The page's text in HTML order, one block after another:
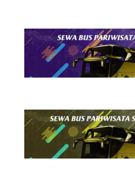
24 Juli 2026
Sewa Bus Pariwisata
24 Juli 2026
Sewa Bus